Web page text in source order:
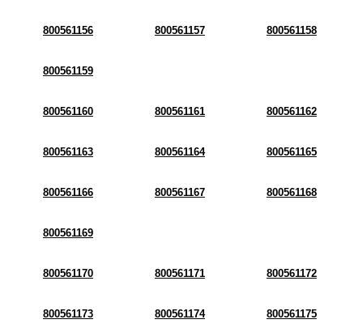
800561156 800561157 800561158
800561159
800561160 800561161 800561162
800561163 800561164 800561165
800561166 800561167 800561168
800561169
800561170 800561171 800561172
800561173 800561174 800561175